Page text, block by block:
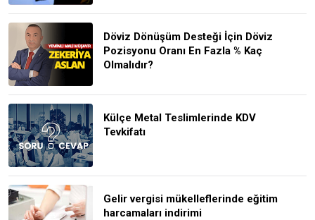
Döviz Dönüşüm Desteği İçin Döviz
Pozisyonu Oranı En Fazla % Kaç
Olmalıdır?
Külçe Metal Teslimlerinde KDV
Tevkifatı
Gelir vergisi mükelleflerinde eğitim
harcamaları indirimi